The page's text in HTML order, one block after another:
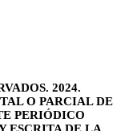
2024.
O PARCIAL DE
PERIÓDICO